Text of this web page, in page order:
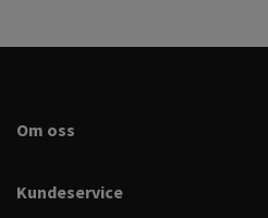
Om oss
Kundeservice